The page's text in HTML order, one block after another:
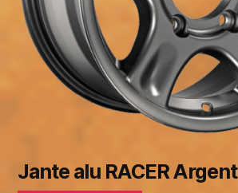
Jante alu RACER Argent